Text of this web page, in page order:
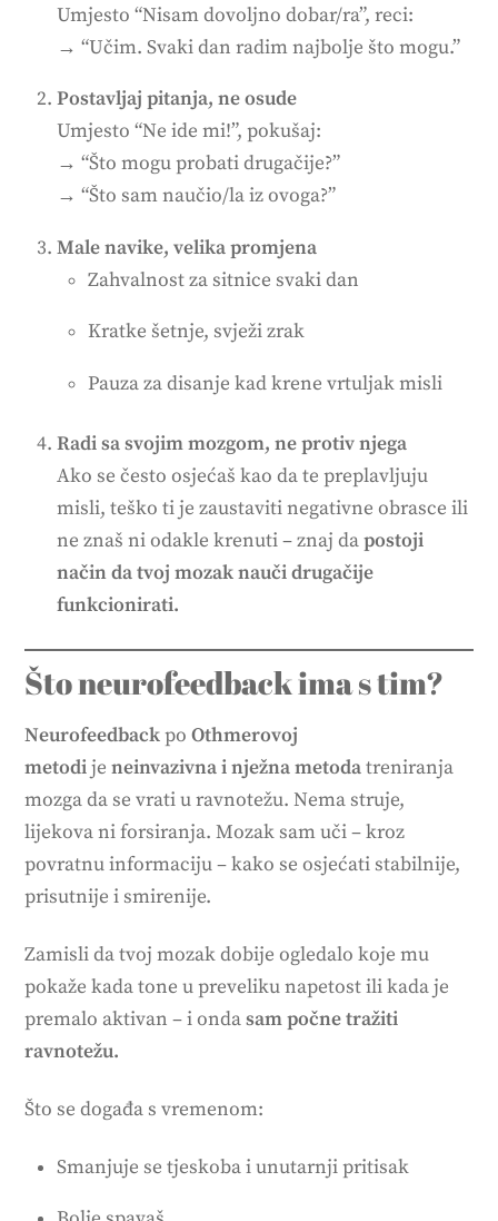
Umjesto “Nisam dovoljno dobar/ra”, reci:
→ “Učim. Svaki dan radim najbolje što mogu.”
Postavljaj pitanja, ne osude
Umjesto “Ne ide mi!”, pokušaj:
→ “Što mogu probati drugačije?”
→ “Što sam naučio/la iz ovoga?”
Male navike, velika promjena
Zahvalnost za sitnice svaki dan
Kratke šetnje, svježi zrak
Pauza za disanje kad krene vrtuljak misli
Radi sa svojim mozgom, ne protiv njega
Ako se često osjećaš kao da te preplavljuju
misli, teško ti je zaustaviti negativne obrasce ili
ne znaš ni odakle krenuti – znaj dapostoji
način da tvoj mozak nauči drugačije
funkcionirati.
Što neurofeedback ima s tim?
NeurofeedbackpoOthmerovoj
metodijeneinvazivna i nježna metodatreniranja
mozga da se vrati u ravnotežu. Nema struje,
lijekova ni forsiranja. Mozak sam uči – kroz
povratnu informaciju – kako se osjećati stabilnije,
prisutnije i smirenije.
Zamisli da tvoj mozak dobije ogledalo koje mu
pokaže kada tone u preveliku napetost ili kada je
premalo aktivan – i ondasam počne tražiti
ravnotežu.
Što se događa s vremenom:
Smanjuje se tjeskoba i unutarnji pritisak